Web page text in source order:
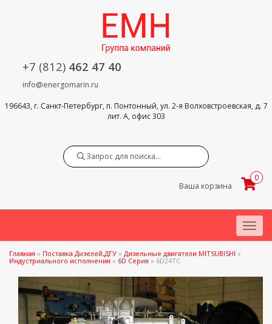
+7 (812) 462 47 40
info@energomarin.ru
196643, г. Санкт-Петербург, п. Понтонный, ул. 2-я Волховстроевская, д. 7
лит. А, офис 303
Ваша корзина
0
Menu
Главная » Поставка Дизелей,ДГУ » Дизельные двигатели MITSUBISHI »
Индустриального исполнения » 6D Серия » 6D24TC